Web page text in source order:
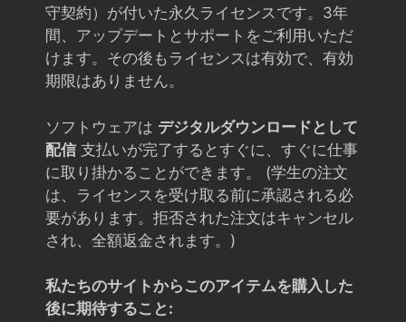
守契約）が付いた永久ライセンスです。3年
間、アップデートとサポートをご利用いただ
けます。その後もライセンスは有効で、有効
期限はありません。
ソフトウェアは デジタルダウンロードとして
配信 支払いが完了するとすぐに、すぐに仕事
に取り掛かることができます。 (学生の注文
は、ライセンスを受け取る前に承認される必
要があります。拒否された注文はキャンセル
され、全額返金されます。)
私たちのサイトからこのアイテムを購入した
後に期待すること: